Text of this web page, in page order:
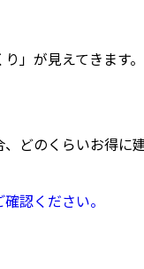
」が見えてきます。
どのくらいお得に
認ください。